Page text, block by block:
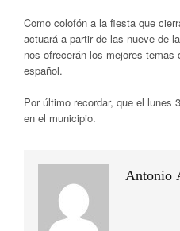
Como colofón a la fiesta que
actuará a partir de las nueve de
nos ofrecerán los mejores temas
español.
Por último recordar, que el lunes
en el municipio.
Antonio